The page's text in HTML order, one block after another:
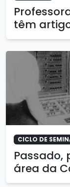
têm
CICLO DE
Passado,
área da